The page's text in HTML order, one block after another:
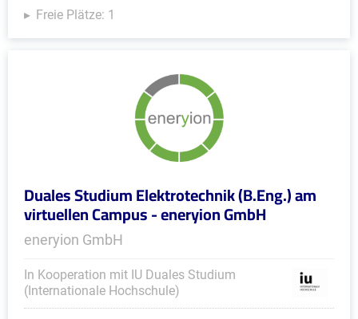
Freie Plätze: 1
Duales Studium Elektrotechnik (B.Eng.) am
virtuellen Campus - eneryion GmbH
eneryion GmbH
In Kooperation mit IU Duales Studium
(Internationale Hochschule)